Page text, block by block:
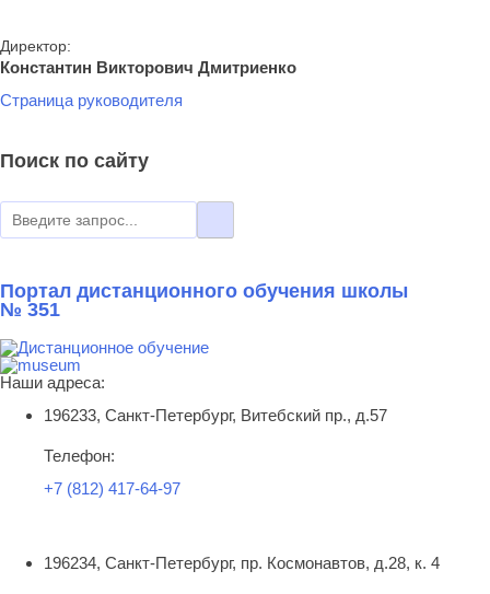
Директор:
Константин Викторович Дмитриенко
Страница руководителя
Поиск по сайту
Портал дистанционного обучения школы
№ 351
Наши адреса:
196233, Санкт-Петербург, Витебский пр., д.57
Телефон:
+7 (812) 417-64-97
196234, Санкт-Петербург, пр. Космонавтов, д.28, к. 4